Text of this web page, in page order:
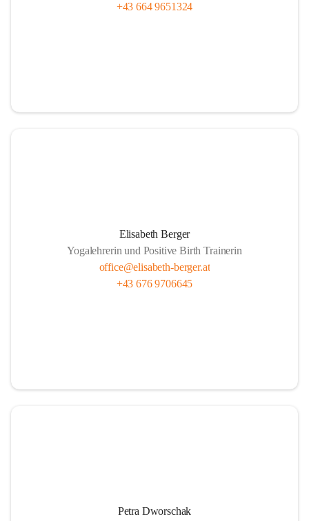
+43 664 9651324
Elisabeth Berger
Yogalehrerin und Positive Birth Trainerin
office@elisabeth-berger.at
+43 676 9706645
Petra Dworschak